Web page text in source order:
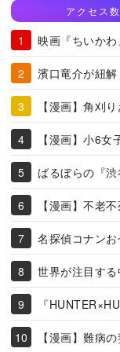
アクセス数
映画『ちいか
濱口竜介が紐解
【漫画】角刈
【漫画】小6
ばるぼらの『
【漫画】不老
名探偵コナン
世界が注目す
『
【漫画】難病